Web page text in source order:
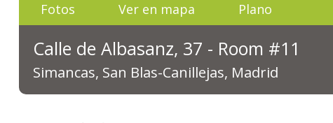
Fotos Ver en mapa Plano
Calle de Albasanz, 37 - Room #11
Simancas, San Blas-Canillejas, Madrid